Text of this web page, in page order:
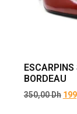
BORDEAU
350,00Dh